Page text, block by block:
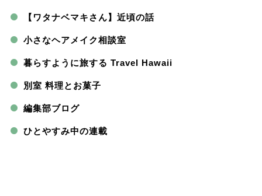
【ワタナベマキさん】近頃の話
小さなヘアメイク相談室
暮らすように旅する Travel Hawaii
別室 料理とお菓子
編集部ブログ
ひとやすみ中の連載